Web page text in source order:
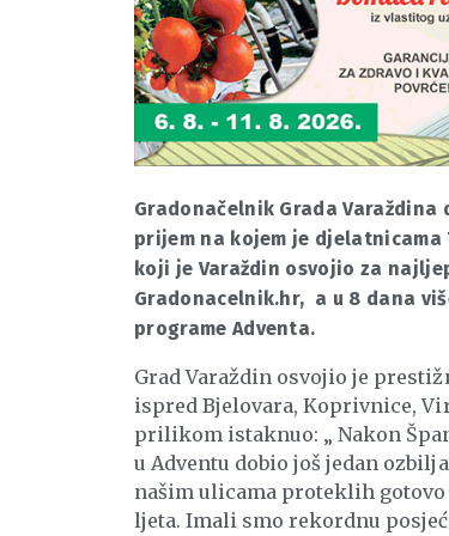
Gradonačelnik Grada
prijem na kojem je
koji je Varaždin osvojio za
Gradonacelnik.hr, a u 8 dana
programe Adventa.
Grad Varaždin osvojio je
ispred Bjelovara, Koprivnice,
prilikom istaknuo: „ Nakon
u Adventu dobio još jedan
našim ulicama proteklih gotovo
ljeta. Imali smo rekordnu